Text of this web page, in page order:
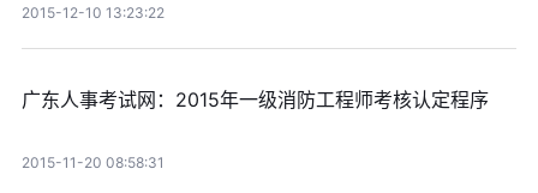
2015-12-10 13:23:22
广东人事考试网：2015年一级消防工程师考核认定程序
2015-11-20 08:58:31